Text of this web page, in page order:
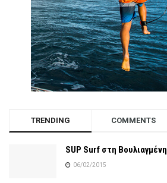
TRENDING COMMENTS
SUP Surf στη Βουλιαγμένη
06/02/2015